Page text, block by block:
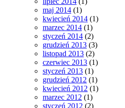
maj 2014 (1)
kwiecień 2014 (1)
marzec 2014 (1)
styczeń 2014 (2)
grudzień 2013 (3)
listopad 2013 (2)
czerwiec 2013 (1)
styczeń 2013 (1)
grudzień 2012 (1)
kwiecień 2012 (1)
marzec 2012 (1)
styczeń 2012 (2)